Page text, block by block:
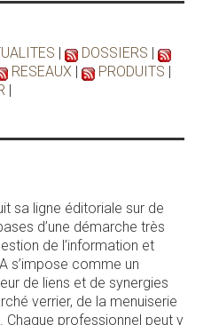
DOSSIERS
RESEAUX PRODUITS
sa ligne éditoriale sur de
d’une démarche très
de l’information et
s’impose comme un
de liens et de synergies
verrier, de la menuiserie
professionnel peut y